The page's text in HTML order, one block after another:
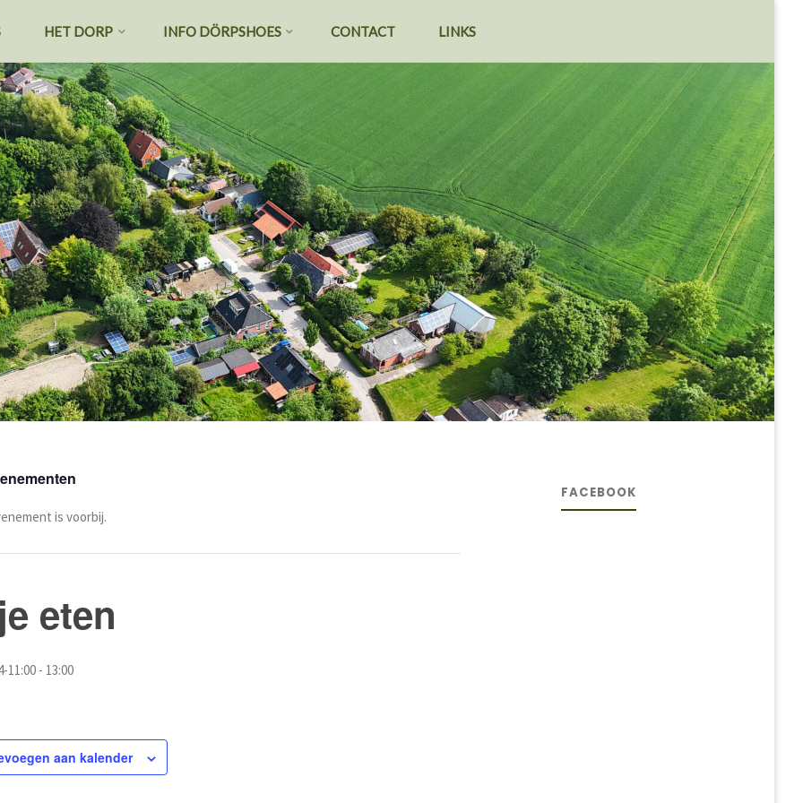
HET DORP INFO DÖRPSHOES CONTACT LINKS
is voorbij.
eten
11:00- 13:00
aan kalender
FACEBOOK